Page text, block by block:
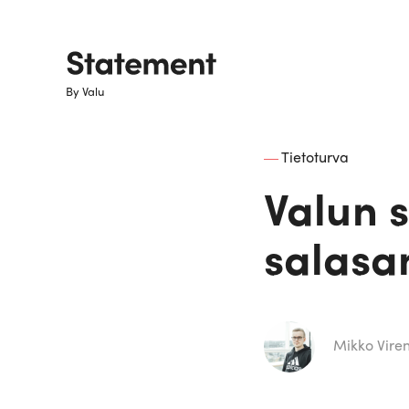
By Valu
Aiheet
Brändijournalismi
Copyright
Digimarkkinointi
Digistrategia
Tietoturva
Valun
Mikko